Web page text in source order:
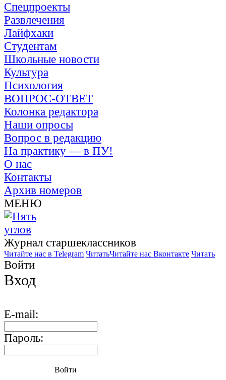
Спецпроекты
Развлечения
Лайфхаки
Студентам
Школьные новости
Культура
Психология
ВОПРОС-ОТВЕТ
Колонка редактора
Наши опросы
Вопрос в редакцию
На практику — в ПУ!
О нас
Контакты
Архив номеров
МЕНЮ
Журнал старшекласcников
Читайте нас в Telegram ЧитатьЧитайте нас Вконтакте Читать
Войти
Вход
E-mail:
Пароль:
Войти